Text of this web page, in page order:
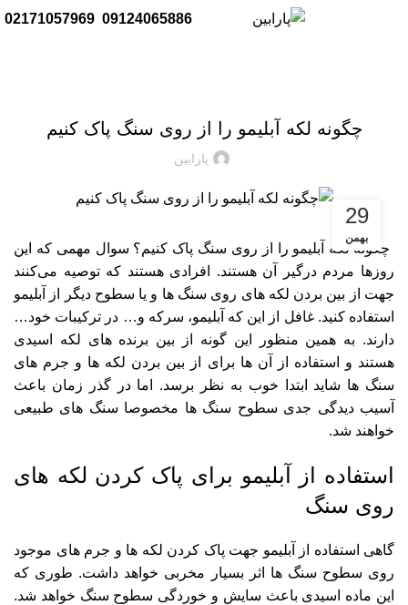
09124065886
02171057969
چگونه لکه آبلیمو را از روی سنگ پاک کنیم
پارابین
29
بهمن
چگونه لکه آبلیمو را از روی سنگ پاک کنیم؟ سوال مهمی که این
روزها مردم درگیر آن هستند. افرادی هستند که توصیه می‌کنند
جهت از بین بردن لکه های روی سنگ ها و یا سطوح دیگر از آبلیمو
استفاده کنید. غافل از این که آبلیمو، سرکه و… در ترکیبات خود…
دارند. به همین منظور این گونه از بین برنده های لکه اسیدی
هستند و استفاده از آن ها برای از بین بردن لکه ها و جرم های
سنگ ها شاید ابتدا خوب به نظر برسد. اما در گذر زمان باعث
آسیب دیدگی جدی سطوح سنگ ها مخصوصا سنگ های طبیعی
خواهند شد.
استفاده از آبلیمو برای پاک کردن لکه های
روی سنگ
گاهی استفاده از آبلیمو جهت پاک کردن لکه ها و جرم های موجود
روی سطوح سنگ ها اثر بسیار مخربی خواهد داشت. طوری که
این ماده اسیدی باعث سایش و خوردگی سطوح سنگ خواهد شد.